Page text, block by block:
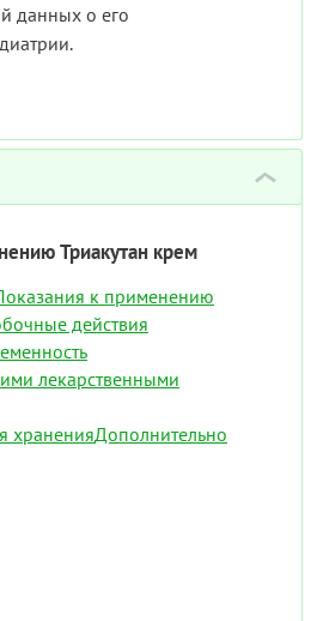
данных о его
›
Триакутан крем
к применению
действия
лекарственными
храненияДополнительно